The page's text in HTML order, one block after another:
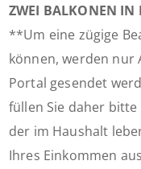
ZWEI BALKONEN IN
**Um eine zügige
können, werden nur
Portal gesendet
füllen Sie daher
der im Haushalt
Ihres Einkommen